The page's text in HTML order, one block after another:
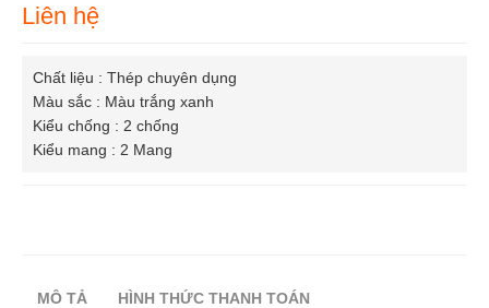
Liên hệ
Chất liệu : Thép chuyên dụng
Màu sắc : Màu trắng xanh
Kiểu chống : 2 chống
Kiểu mang : 2 Mang
MÔ TẢ HÌNH THỨC THANH TOÁN